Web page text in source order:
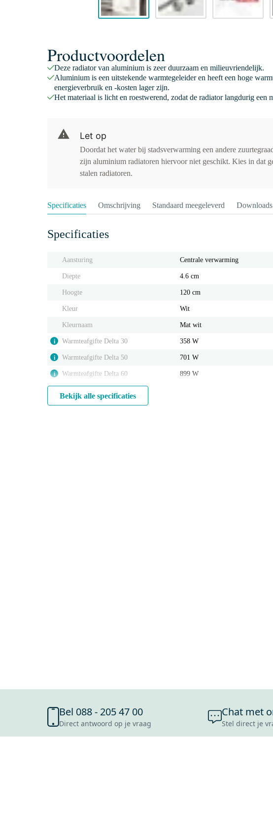
Productvoordelen
Deze radiator van aluminium is zeer duurzaam en milieuvriendelijk.
Aluminium is een uitstekende warmtegeleider en heeft een hoge
energieverbruik en -kosten lager zijn.
Het materiaal is licht en roestwerend, zodat de radiator langdurig een
Let op
Doordat het water bij stadsverwarming een andere
zijn aluminium radiatoren hiervoor niet geschikt. Kies in dat
stalen radiatoren.
Specificaties Omschrijving Standaard meegeleverd Downloads
Specificaties
Aansturing Centrale verwarming
Diepte 4.6 cm
Hoogte 120 cm
Kleur Wit
Kleurnaam Mat wit
i Warmteafgifte Delta 30 358 W
i Warmteafgifte Delta 50 701 W
i Warmteafgifte Delta 60 899 W
Bekijk alle specificaties
Bel 088 - 205 47 00
Direct antwoord op je vraag
Chat met
Stel direct je